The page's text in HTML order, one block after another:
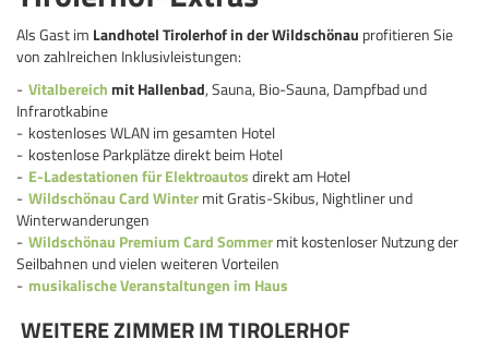
Als Gast im Landhotel Tirolerhof in der Wildschönau profitieren Sie
von zahlreichen Inklusivleistungen:
Vitalbereichmit Hallenbad, Sauna, Bio-Sauna, Dampfbad und
Infrarotkabine
kostenloses WLAN im gesamten Hotel
kostenlose Parkplätze direkt beim Hotel
E-Ladestationen für Elektroautosdirekt am Hotel
Wildschönau Card Wintermit Gratis-Skibus, Nightliner und
Winterwanderungen
Wildschönau Premium Card Sommermit kostenloser Nutzung der
Seilbahnen und vielen weiteren Vorteilen
musikalische Veranstaltungen im Haus
WEITERE ZIMMER IM TIROLERHOF